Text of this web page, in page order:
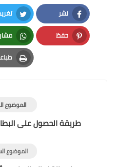
نشر
Facebook
حفظ
Pinterest
Print
الموضوع
طريقة الحصول على
الموضوع